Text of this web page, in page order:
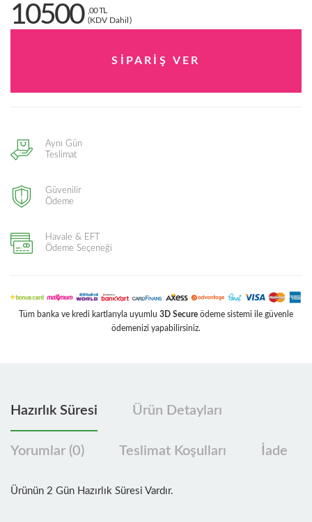
10500
,00 TL
(KDV Dahil)
Aynı Gün
Teslimat
Güvenilir
Ödeme
Havale & EFT
Ödeme Seçeneği
Tüm banka ve kredi kartlarıyla uyumlu 3D Secure ödeme sistemi ile güvenle
ödemenizi yapabilirsiniz.
Hazırlık Süresi Ürün Detayları
Yorumlar (0) Teslimat Koşulları İade
Ürünün 2 Gün Hazırlık Süresi Vardır.